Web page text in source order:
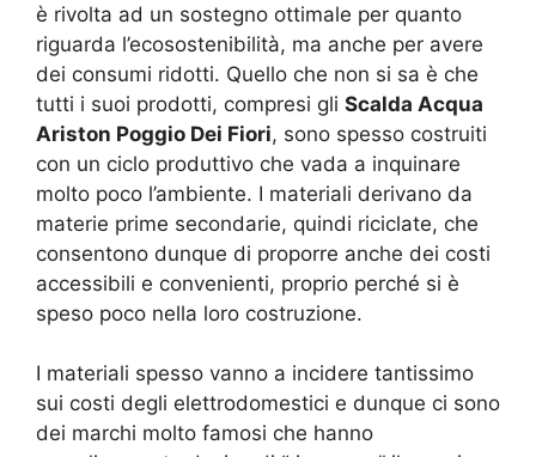
è rivolta ad un sostegno ottimale per quanto
riguarda l’ecosostenibilità, ma anche per avere
dei consumi ridotti. Quello che non si sa è che
tutti i suoi prodotti, compresi gli Scalda Acqua
Ariston Poggio Dei Fiori, sono spesso costruiti
con un ciclo produttivo che vada a inquinare
molto poco l’ambiente. I materiali derivano da
materie prime secondarie, quindi riciclate, che
consentono dunque di proporre anche dei costi
accessibili e convenienti, proprio perché si è
speso poco nella loro costruzione.
I materiali spesso vanno a incidere tantissimo
sui costi degli elettrodomestici e dunque ci sono
dei marchi molto famosi che hanno